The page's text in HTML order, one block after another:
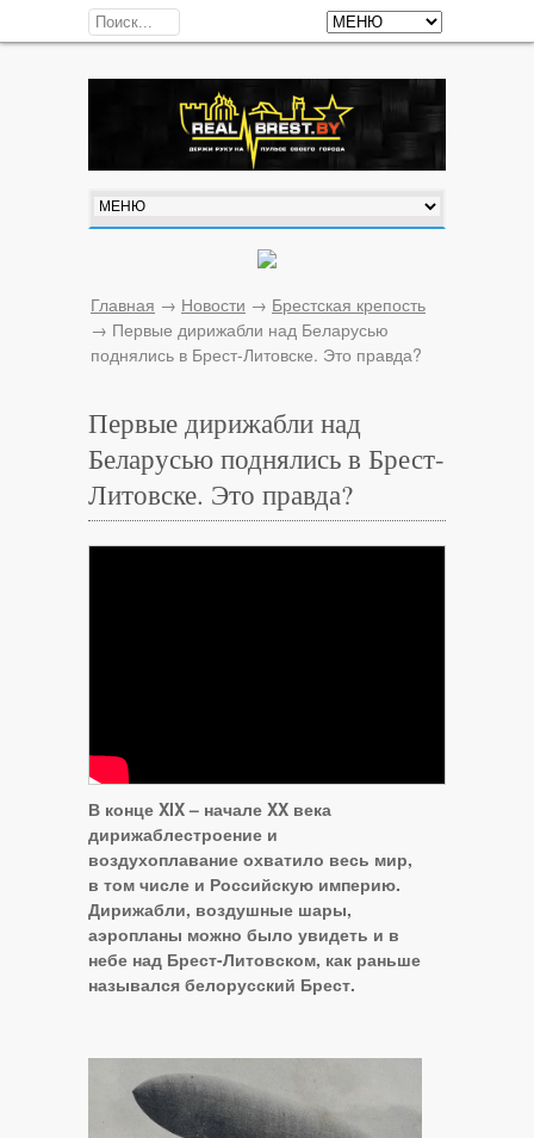
Главная → Новости → Брестская крепость
→ Первые дирижабли над Беларусью
поднялись в Брест-Литовске. Это правда?
Первые дирижабли над
Беларусью поднялись в Брест-
Литовске. Это правда?
В конце XIX – начале XX века
дирижаблестроение и
воздухоплавание охватило весь мир,
в том числе и Российскую империю.
Дирижабли, воздушные шары,
аэропланы можно было увидеть и в
небе над Брест-Литовском, как раньше
назывался белорусский Брест.